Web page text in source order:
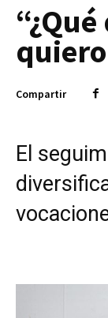
Compartir
El